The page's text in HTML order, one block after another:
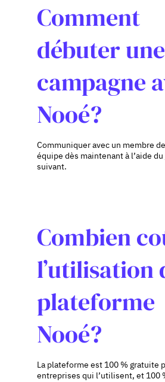
Comment
débuter une
campagne
Nooé?
Communiquer avec un membre
équipe dès maintenant à l’aide du
suivant.
Combien
l’utilisation
plateforme
Nooé?
La plateforme est 100 % gratuite
entreprises qui l’utilisent, et 100